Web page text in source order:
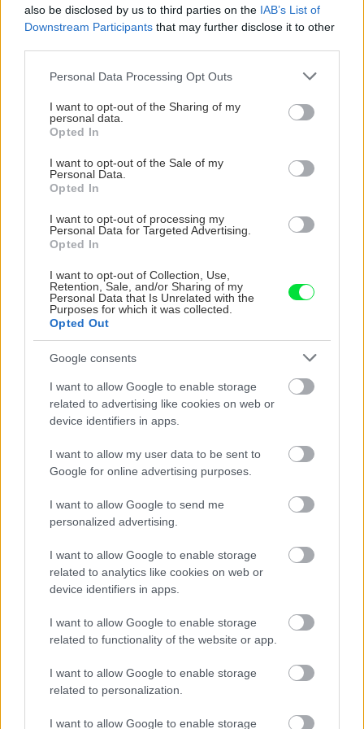
also be disclosed by us to third parties on the IAB’s List of
Downstream Participants that may further disclose it to other
Please note that this website/app uses one or more Google
not limited to your visit or usage behaviour. You may click to
grant or deny consent to Google and its third-party tags to
use your data for below specified purposes in below Google
consent section.
Personal Data Processing Opt Outs
I want to opt-out of the Sharing of my
personal data.
Opted In
I want to opt-out of the Sale of my
Personal Data.
Opted In
I want to opt-out of processing my
Personal Data for Targeted Advertising.
Opted In
I want to opt-out of Collection, Use,
Retention, Sale, and/or Sharing of my
Personal Data that Is Unrelated with the
Purposes for which it was collected.
Opted Out
Google consents
I want to allow Google to enable storage
related to advertising like cookies on web or
device identifiers in apps.
I want to allow my user data to be sent to
Google for online advertising purposes.
I want to allow Google to send me
personalized advertising.
I want to allow Google to enable storage
related to analytics like cookies on web or
device identifiers in apps.
I want to allow Google to enable storage
related to functionality of the website or app.
I want to allow Google to enable storage
related to personalization.
I want to allow Google to enable storage
orechové svietidlo
ZÁHRADA
Trvalky, ktoré znesú
sucho a teplo? Tieto
vysaďte na miesta, na
ktoré slnko svieti celý
levanduľa! 7 fialových
krások, ktoré rozžiaria
vašu záhradu
Môže aspirín zachrániť
ochabnuté izbové
rastliny? Pravda vás
možno prekvapí
Júlový reštart uhoriek
nakladačiek: Ako ich
kvitnutia?
CHALUPA